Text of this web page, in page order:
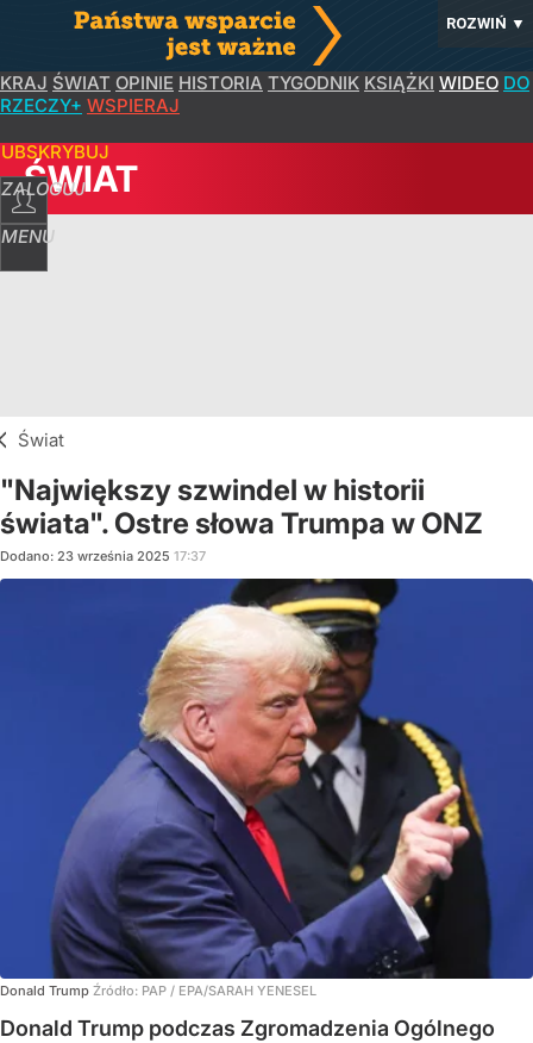
ROZWIŃ ▼
KRAJ ŚWIAT OPINIE HISTORIA TYGODNIK KSIĄŻKI WIDEO DO
RZECZY+ WSPIERAJ
ZALOGUJ
MENU
ŚWIAT
Świat
"Największy szwindel w historii
świata". Ostre słowa Trumpa w ONZ
Dodano: 23 września 2025 17:37
Donald Trump Źródło: PAP / EPA/SARAH YENESEL
Donald Trump podczas Zgromadzenia Ogólnego